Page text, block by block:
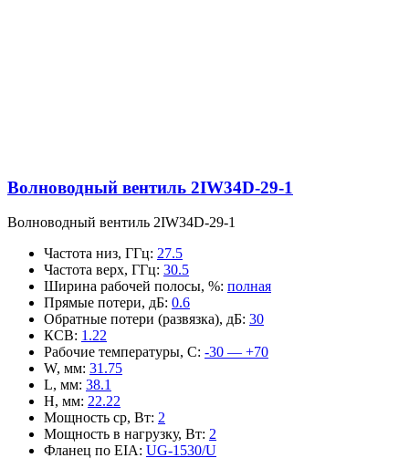
Волноводный вентиль 2IW34D-29-1
Волноводный вентиль 2IW34D-29-1
Частота низ, ГГц: 27.5
Частота верх, ГГц: 30.5
Ширина рабочей полосы, %: полная
Прямые потери, дБ: 0.6
Обратные потери (развязка), дБ: 30
КСВ: 1.22
Рабочие температуры, С: -30 — +70
W, мм: 31.75
L, мм: 38.1
H, мм: 22.22
Мощность ср, Вт: 2
Мощность в нагрузку, Вт: 2
Фланец по EIA: UG-1530/U